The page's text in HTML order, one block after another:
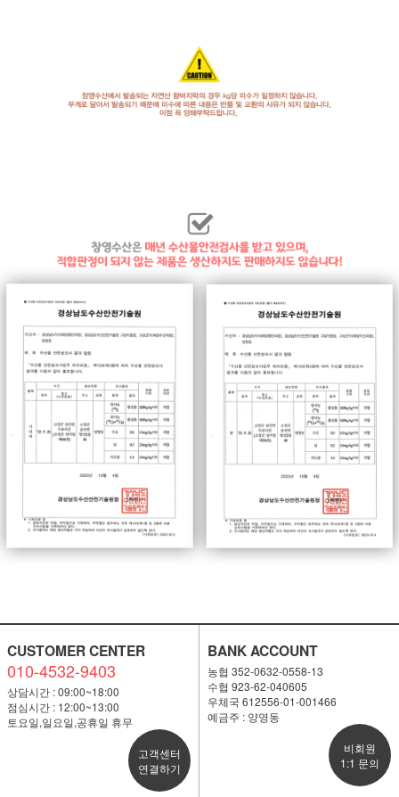
CUSTOMER CENTER
010-4532-9403
상담시간 : 09:00~18:00
점심시간 : 12:00~13:00
토요일,일요일,공휴일 휴무
고객센터
연결하기
BANK ACCOUNT
농협 352-0632-0558-13
수협 923-62-040605
우체국 612556-01-001466
예금주 : 양영동
비회원
1:1 문의